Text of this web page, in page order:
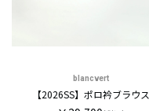
blancvert
【2026SS】ポロ衿ブラウス